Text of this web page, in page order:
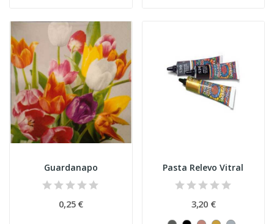
Guardanapo
0,25 €
Pasta Relevo Vitral
3,20 €